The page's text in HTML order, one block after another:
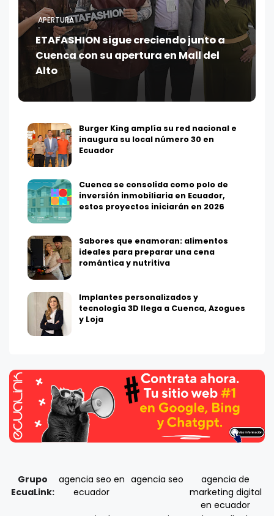
APERTURA
ETAFASHION sigue creciendo junto a
Cuenca con su apertura en Mall del
Alto
Burger King amplía su red nacional e
inaugura su local número 30 en
Ecuador
Cuenca se consolida como polo de
inversión inmobiliaria en Ecuador,
estos proyectos iniciarán en 2026
Sabores que enamoran: alimentos
ideales para preparar una cena
romántica y nutritiva
Implantes personalizados y
tecnología 3D llega a Cuenca, Azogues
y Loja
Grupo
EcuaLink:
agencia seo en
ecuador
agencia seo
agencia de
marketing digital
en ecuador